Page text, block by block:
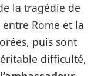
la tragédie de
Rome et la
puis sont
difficulté,